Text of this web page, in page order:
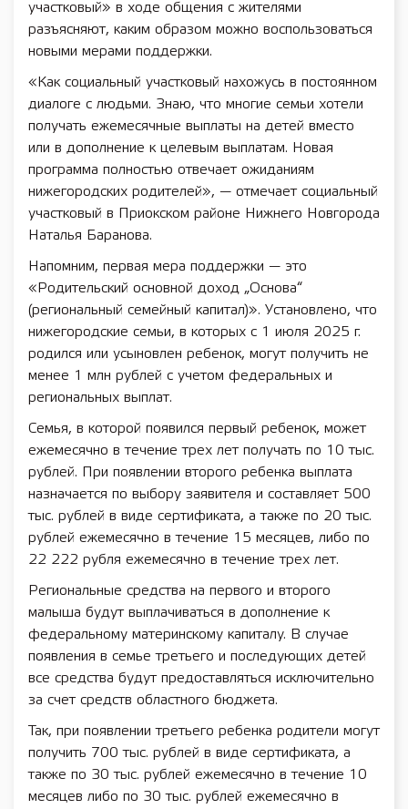
участковый» в ходе общения с жителями
разъясняют, каким образом можно воспользоваться
новыми мерами поддержки.
«Как социальный участковый нахожусь в постоянном
диалоге с людьми. Знаю, что многие семьи хотели
получать ежемесячные выплаты на детей вместо
или в дополнение к целевым выплатам. Новая
программа полностью отвечает ожиданиям
нижегородских родителей», — отмечает социальный
участковый в Приокском районе Нижнего Новгорода
Наталья Баранова.
Напомним, первая мера поддержки — это
«Родительский основной доход „Основа“
(региональный семейный капитал)». Установлено, что
нижегородские семьи, в которых с 1 июля 2025 г.
родился или усыновлен ребенок, могут получить не
менее 1 млн рублей с учетом федеральных и
региональных выплат.
Семья, в которой появился первый ребенок, может
ежемесячно в течение трех лет получать по 10 тыс.
рублей. При появлении второго ребенка выплата
назначается по выбору заявителя и составляет 500
тыс. рублей в виде сертификата, а также по 20 тыс.
рублей ежемесячно в течение 15 месяцев, либо по
22 222 рубля ежемесячно в течение трех лет.
Региональные средства на первого и второго
малыша будут выплачиваться в дополнение к
федеральному материнскому капиталу. В случае
появления в семье третьего и последующих детей
все средства будут предоставляться исключительно
за счет средств областного бюджета.
Так, при появлении третьего ребенка родители могут
получить 700 тыс. рублей в виде сертификата, а
также по 30 тыс. рублей ежемесячно в течение 10
месяцев либо по 30 тыс. рублей ежемесячно в